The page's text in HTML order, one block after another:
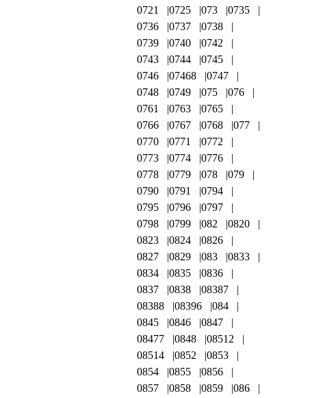
0721
0725 073
0735
0736
0737
0738
0739
0740
0742
0743
0744
0745
0746
07468
0747
0748
0749 075
076
0761
0763
0765
0766
0767 0768
077
0770
0771
0772
0773
0774
0776
0778
0779 078
079
0790
0791
0794
0795
0796
0797
0798
0799 082
0820
0823
0824
0826
0827
0829 083
0833
0834
0835
0836
0837
0838
08387
08388
08396
084
0845
0846
0847
08477
0848
08512
08514
0852
0853
0854
0855
0856
0857
0858 0859
086